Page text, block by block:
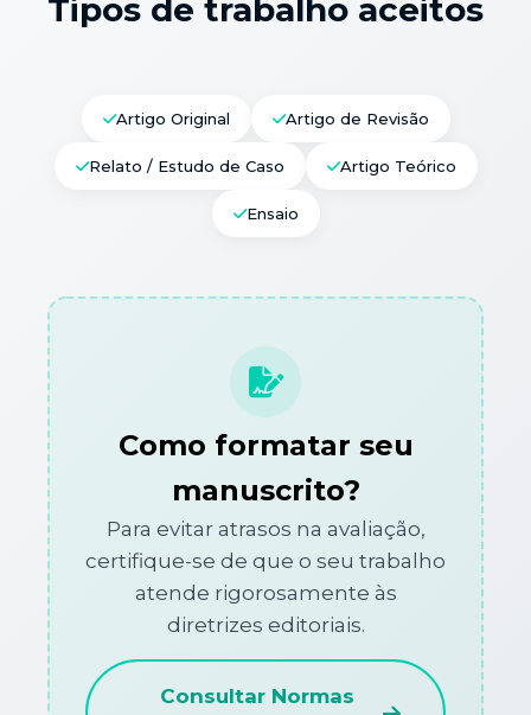
Tipos de trabalho aceitos
Artigo Original Artigo de Revisão
Relato / Estudo de Caso Artigo Teórico
Ensaio
Como formatar seu
manuscrito?
Para evitar atrasos na avaliação,
certifique-se de que o seu trabalho
atende rigorosamente às
diretrizes editoriais.
Consultar Normas